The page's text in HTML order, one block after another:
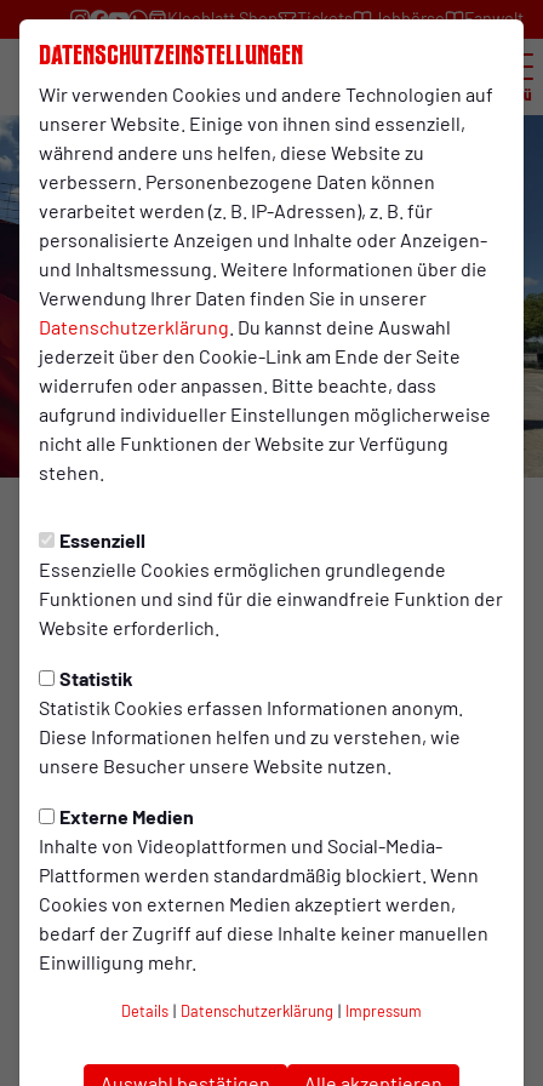
Datenschutzeinstellungen
Wir verwenden Cookies und andere Technologien auf
unserer Website. Einige von ihnen sind essenziell,
während andere uns helfen, diese Website zu
verbessern. Personenbezogene Daten können
verarbeitet werden (z. B. IP-Adressen), z. B. für
personalisierte Anzeigen und Inhalte oder Anzeigen-
und Inhaltsmessung. Weitere Informationen über die
Verwendung Ihrer Daten finden Sie in unserer
Datenschutzerklärung . Du kannst deine Auswahl
jederzeit über den Cookie-Link am Ende der Seite
widerrufen oder anpassen. Bitte beachte, dass
aufgrund individueller Einstellungen möglicherweise
nicht alle Funktionen der Website zur Verfügung
stehen.
Essenziell
Essenzielle Cookies ermöglichen grundlegende
Funktionen und sind für die einwandfreie Funktion der
Website erforderlich.
Statistik
Statistik Cookies erfassen Informationen anonym.
Diese Informationen helfen und zu verstehen, wie
unsere Besucher unsere Website nutzen.
Externe Medien
Inhalte von Videoplattformen und Social-Media-
Plattformen werden standardmäßig blockiert. Wenn
Cookies von externen Medien akzeptiert werden,
bedarf der Zugriff auf diese Inhalte keiner manuellen
Einwilligung mehr.
Details | Datenschutzerklärung | Impressum
Kleeblatt Shop Tickets Jobbörse Fanwelt
Menü
Neues RWO-Mural am Stadion
Die Außenwände des Stadion Niederrhein
erstrahlen in neuem Glanz. An den beiden
Eingängen der alten Emscherkurve zieren seit
neuestem großflächige Graffitis im Kleeblatt-Style
die ehrwürdigen Mauerfassaden.
Anlässlich des 100-jährigen Jubiläums des schönsten
Stadions der Welt hat sich eine Arbeitsgruppe bestehend
aus Mitgliedern des Vereins, der Fanszene und der Stadt
Außenfassade einen gebührenden Anstrich verliehen.
Zu sehen ist unter anderem ein riesiger Rot-Weiß-